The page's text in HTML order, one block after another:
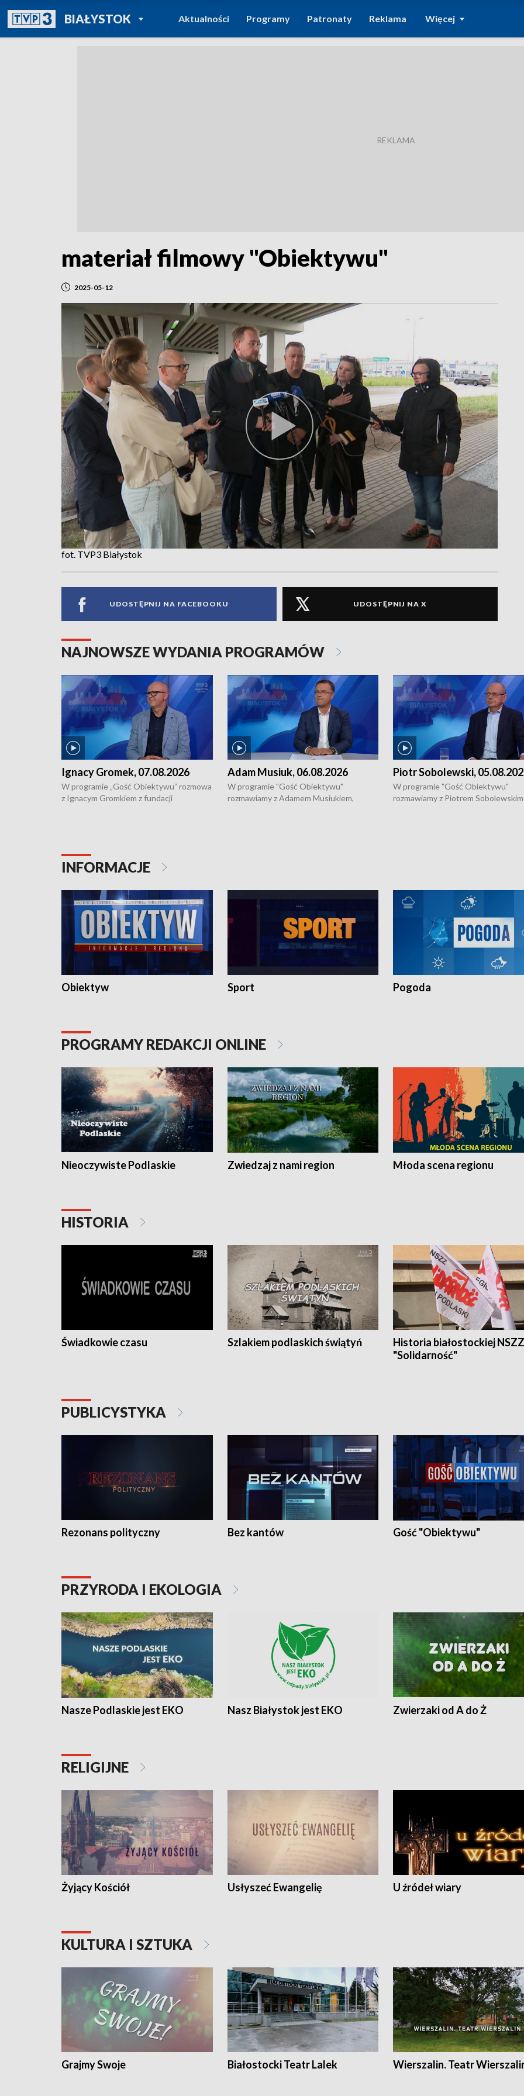
BIAŁYSTOKPOWRÓT DO
TVP REGIONY
Aktualności Programy Patronaty Reklama Więcej
materiał filmowy "Obiektywu"
2025-05-12
fot. TVP3 Białystok
UDOSTĘPNIJ NA FACEBOOKU UDOSTĘPNIJ NA X
NAJNOWSZE WYDANIA PROGRAMÓW
Ignacy Gromek, 07.08.2026
W programie „Gość Obiektywu” rozmowa
z Ignacym Gromkiem z fundacji
Adam Musiuk, 06.08.2026
W programie "Gość Obiektywu"
rozmawiamy z Adamem Musiukiem,
Piotr Sobolewski,
W programie "Gość Obiektywu"
rozmawiamy z Piotrem
INFORMACJE
Obiektyw Sport Pogoda
PROGRAMY REDAKCJI ONLINE
Nieoczywiste Podlaskie Zwiedzaj z nami region Młoda scena regionu
HISTORIA
Świadkowie czasu Szlakiem podlaskich świątyń
Historia białostockiej NSZZ
"Solidarność"
PUBLICYSTYKA
Rezonans polityczny Bez kantów Gość "Obiektywu"
PRZYRODA I EKOLOGIA
Nasze Podlaskie jest EKO Nasz Białystok jest EKO Zwierzaki od A do Ż
RELIGIJNE
Żyjący Kościół Usłyszeć Ewangelię U źródeł wiary
KULTURA I SZTUKA
Grajmy Swoje Białostocki Teatr Lalek Wierszalin. Teatr